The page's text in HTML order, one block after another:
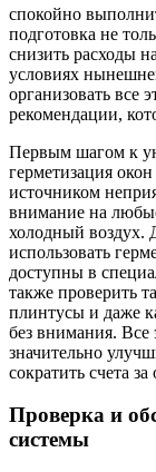
спокойно
подготовка не
снизить расходы
условиях
организовать все
рекомендации,
Первым шагом к
герметизация
источником
внимание на
холодный воздух.
использовать
доступны в
также проверить
плинтусы и даже
без внимания. Все
значительно
сократить счета
Проверка и
системы